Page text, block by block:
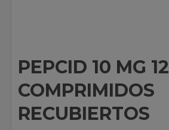
PEPCID 10 MG 12
COMPRIMIDOS
RECUBIERTOS